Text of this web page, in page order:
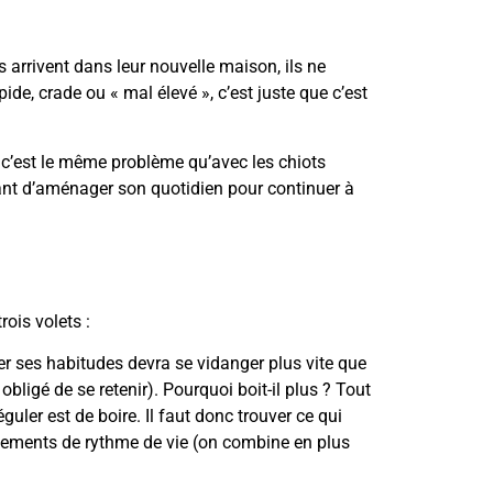
arrivent dans leur nouvelle maison, ils ne
crade ou « mal élevé », c’est juste que c’est
le même problème qu’avec les chiots
d’aménager son quotidien pour continuer à
volets :
ses habitudes devra se vidanger plus vite que
de se retenir). Pourquoi boit-il plus ? Tout
est de boire. Il faut donc trouver ce qui
de rythme de vie (on combine en plus